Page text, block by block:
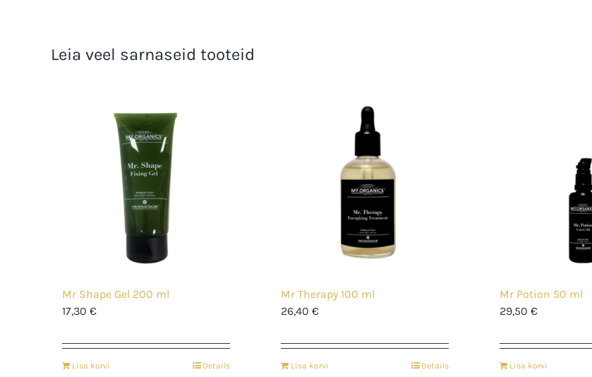
Leia veel sarnaseid tooteid
Mr Shape Gel 200 ml
17,30 €
Lisa korvi Details
Mr Therapy 100 ml
26,40 €
Lisa korvi Details
Mr Potion 50 ml
29,50 €
Lisa korvi